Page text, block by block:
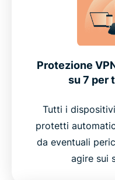
Protezione
su 7 per
Tutti i
protetti
da eventuali
agire sui